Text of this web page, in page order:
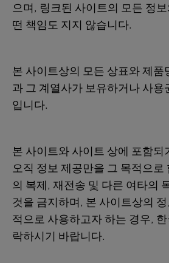
으며, 링크된 사이트의 모든 정
떤 책임도 지지 않습니다.
본 사이트상의 모든 상표와 제
과 그 계열사가 보유하거나 사용
입니다.
본 사이트와 사이트 상에 포함되
오직 정보 제공만을 그 목적으로
의 복제, 재전송 및 다른 여타의
것을 금지하며, 본 사이트상의
적으로 사용하고자 하는 경우,
락하시기 바랍니다.